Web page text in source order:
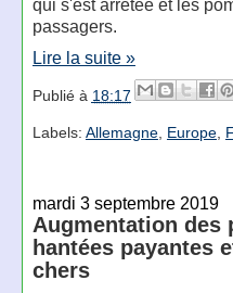
passagers.
Lire la suite »
Publié à 18:17
Labels: Allemagne, Europe,
mardi 3 septembre 2019
Augmentation des
hantées payantes
chers